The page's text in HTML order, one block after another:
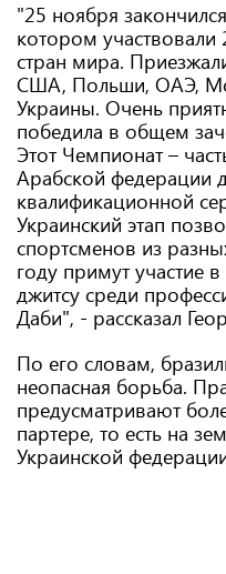
"25 ноября
котором
стран мира.
США, Польши, ОАЭ,
Украины. Очень
победила в общем
Этот Чемпионат –
Арабской федерации
квалификационной
Украинский этап
спортсменов из
году примут участие
джитсу среди
Даби", - рассказал
По его словам,
неопасная борьба.
предусматривают
партере, то есть на
Украинской